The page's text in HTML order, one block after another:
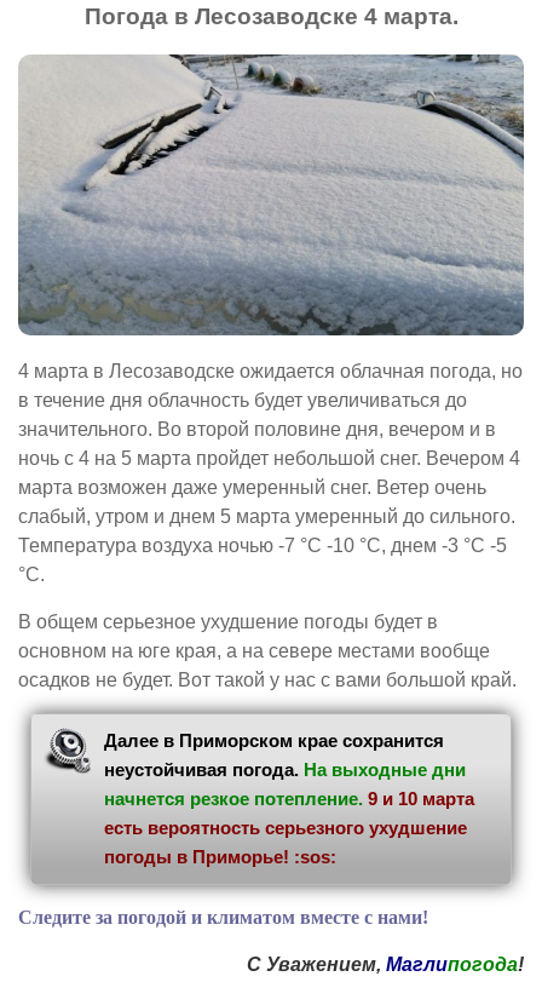
Погода в Лесозаводске 4 марта.
4 марта в Лесозаводске ожидается облачная погода, но
в течение дня облачность будет увеличиваться до
значительного. Во второй половине дня, вечером и в
ночь с 4 на 5 марта пройдет небольшой снег. Вечером 4
марта возможен даже умеренный снег. Ветер очень
слабый, утром и днем 5 марта умеренный до сильного.
Температура воздуха ночью -7 °С -10 °С, днем -3 °С -5
°С.
В общем серьезное ухудшение погоды будет в
основном на юге края, а на севере местами вообще
осадков не будет. Вот такой у нас с вами большой край.
Далее в Приморском крае сохранится
неустойчивая погода. На выходные дни
начнется резкое потепление. 9 и 10 марта
есть вероятность серьезного ухудшение
погоды в Приморье! :sos:
Следите за погодой и климатом вместе с нами!
С Уважением, Маглипогода!